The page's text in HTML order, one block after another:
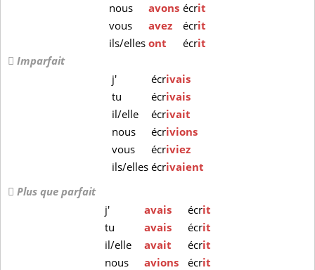
nous
avons écrit
vous
avez écrit
ils/ellesont écrit
Imparfait
j'
écrivais
tu
écrivais
il/elle
écrivait
nous
écrivions
vous
écriviez
ils/elles écrivaient
Plus que parfait
j'
avais écrit
tu
avais écrit
il/elle
avait écrit
nous
avions écrit